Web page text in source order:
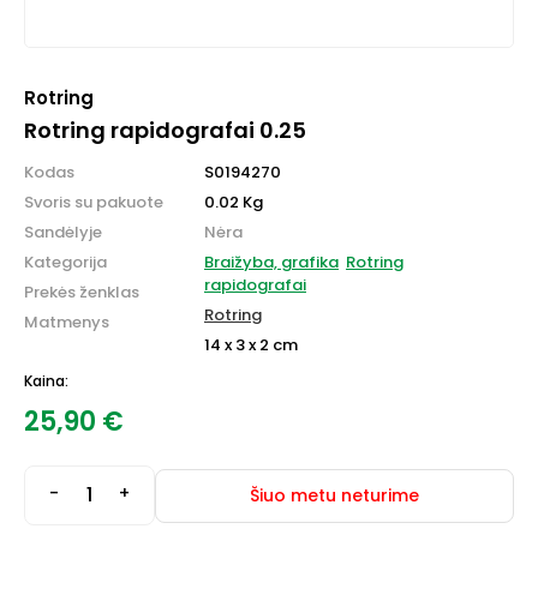
Rotring
Rotring rapidografai 0.25
Kodas
Svoris su pakuote
Sandėlyje
Kategorija
Prekės ženklas
Matmenys
S0194270
0.02 Kg
Nėra
Braižyba, grafika Rotring
rapidografai
Rotring
14 x 3 x 2 cm
Kaina:
25,90 €
- + Šiuo metu neturime